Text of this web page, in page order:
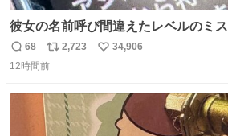
彼女の名前呼び間違えたレベルのミス
返
信
68
リ
ポ
ト
数
2,723
い
数
34,906
12時間前